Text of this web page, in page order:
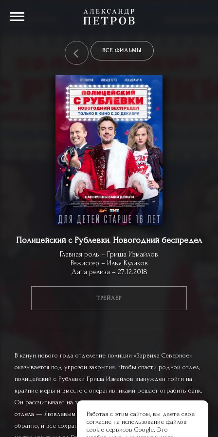
ВСЕ ФИЛЬМЫ
Полицейский с Рублевки. Новогодний беспредел
Главная роль – Гриша Измайлов
Режиссер – Илья Куликов
Дата релиза – 27.12.2018
ТРЕЙЛЕР
В канун нового года отделение полиции «Барвиха Северное»
оказывается под угрозой закрытия. Чтобы спасти родной отдел,
полицейский с Рублевки Гриша Измайлов вынужден пойти на
крайние меры и вместе с оперативниками решает ограбить банк.
Он рассчитывает на то, что его коллеги вместе с начальником
отдела — Яковлевым легко раскроют это дело, деньги вернут
обратно, и все сохранят работу в следующем году. Но все идет
Работая с этим сайтом, вы даете свое
согласие на использование файлов
cookie сервисов Google. Это